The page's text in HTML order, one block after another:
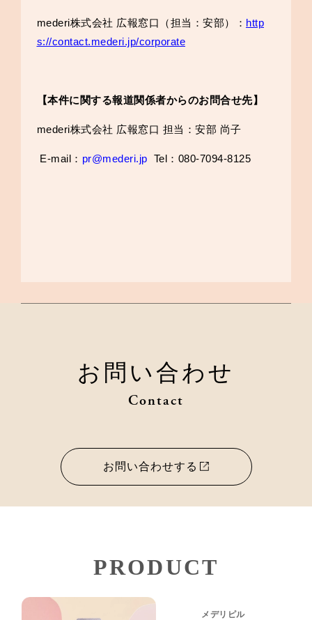
mederi株式会社 広報窓口（担当：安部）： http
s://contact.mederi.jp/corporate
【本件に関する報道関係者からのお問合せ先】
mederi株式会社 広報窓口 担当：安部 尚子
E-mail： pr@mederi.jp Tel：080-7094-8125
お問い合わせ
Contact
お問い合わせする
PRODUCT
メデリピル